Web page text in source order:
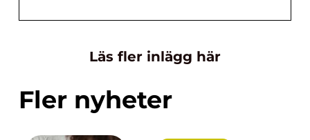
Läs fler inlägg här
Fler nyheter